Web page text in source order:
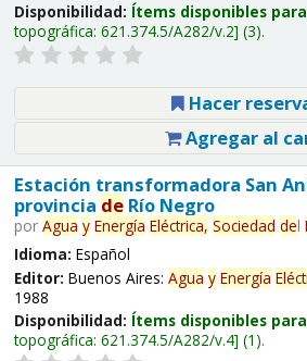
Disponibilidad: Ítems disponibles
topográfica: 621.374.5/A282/v.2 (3).
Hacer
Agregar al
Estación transformadora San
provincia deRío Negro
por Agua y Energía Eléctrica, Sociedad del
Idioma: Español
Editor: Buenos Aires: Agua y Energía
1988
Disponibilidad: Ítems disponibles
topográfica: 621.374.5/A282/v.4 (1).